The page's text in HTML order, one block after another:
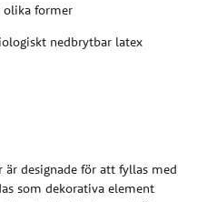
olika former
nedbrytbar latex
är designade för att fyllas med
som dekorativa element